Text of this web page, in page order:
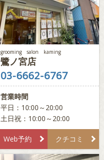
grooming salon kaming
鷺ノ宮店
03-6662-6767
営業時間
平日：10:00～20:00
土日祝：10:00～20:00
Web予約 クチコミ